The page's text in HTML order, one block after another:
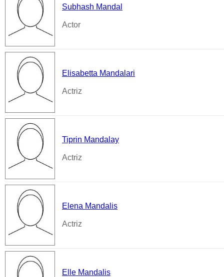
Subhash Mandal
Actor
Elisabetta Mandalari
Actriz
Tiprin Mandalay
Actriz
Elena Mandalis
Actriz
Elle Mandalis